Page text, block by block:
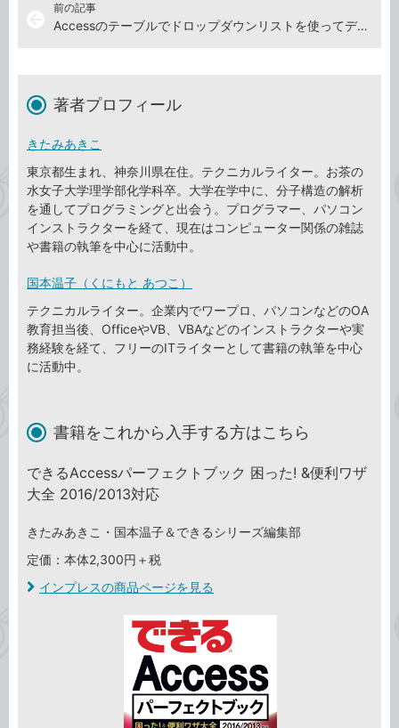
前の記事
Accessのテーブルでドロップダウンリストを使ってデータを一覧から入力する方法
著者プロフィール
きたみあきこ
東京都生まれ、神奈川県在住。テクニカルライター。お茶の
水女子大学理学部化学科卒。大学在学中に、分子構造の解析
を通してプログラミングと出会う。プログラマー、パソコン
インストラクターを経て、現在はコンピューター関係の雑誌
や書籍の執筆を中心に活動中。
国本温子（くにもと あつこ）
テクニカルライター。企業内でワープロ、パソコンなどのOA
教育担当後、OfficeやVB、VBAなどのインストラクターや実
務経験を経て、フリーのITライターとして書籍の執筆を中心
に活動中。
書籍をこれから入手する方はこちら
できるAccessパーフェクトブック 困った! &便利ワザ
大全 2016/2013対応
きたみあきこ・国本温子＆できるシリーズ編集部
定価：本体2,300円＋税
インプレスの商品ページを見る